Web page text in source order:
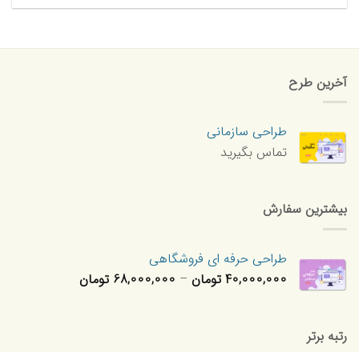
آخرین طرح
طراحی سازمانی
تماس بگیرید
بیشترین سفارش
طراحی حرفه ای فروشگاهی
40,000,000 تومان –
68,000,000 تومانمحدوده
رتبه برتر